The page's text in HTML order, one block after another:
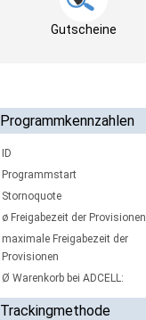
Gutscheine
Programmkennzahlen
ID
Programmstart
Stornoquote
ø Freigabezeit der Provisionen
maximale Freigabezeit der
Provisionen
Ø Warenkorb bei ADCELL:
Trackingmethode